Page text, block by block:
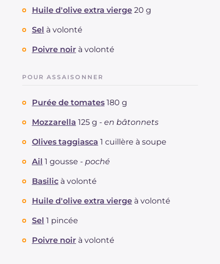
Huile d'olive extra vierge 20 g
Sel à volonté
Poivre noir à volonté
POUR ASSAISONNER
Purée de tomates 180 g
Mozzarella 125 g - en bâtonnets
Olives taggiasca 1 cuillère à soupe
Ail 1 gousse - poché
Basilic à volonté
Huile d'olive extra vierge à volonté
Sel 1 pincée
Poivre noir à volonté